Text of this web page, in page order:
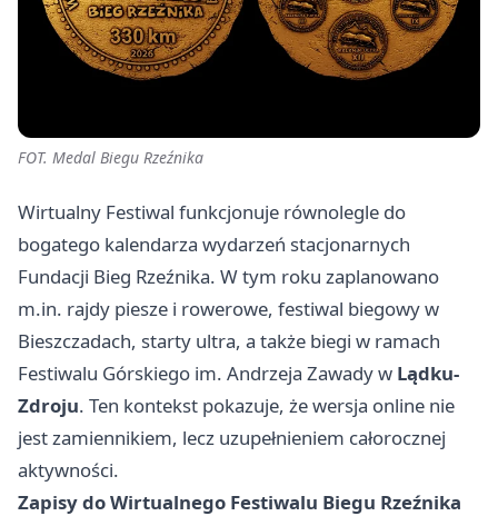
FOT. Medal Biegu Rzeźnika
Wirtualny Festiwal funkcjonuje równolegle do
bogatego kalendarza wydarzeń stacjonarnych
Fundacji Bieg Rzeźnika. W tym roku zaplanowano
m.in. rajdy piesze i rowerowe, festiwal biegowy w
Bieszczadach, starty ultra, a także biegi w ramach
Festiwalu Górskiego im. Andrzeja Zawady w Lądku-
Zdroju. Ten kontekst pokazuje, że wersja online nie
jest zamiennikiem, lecz uzupełnieniem całorocznej
aktywności.
Zapisy do Wirtualnego Festiwalu Biegu Rzeźnika